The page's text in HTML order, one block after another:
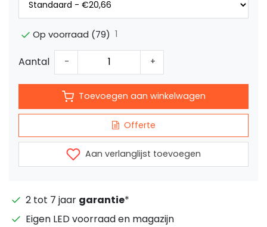
Op voorraad (79) 1
Aantal - +
Toevoegen aan winkelwagen
Offerte
Aan verlanglijst toevoegen
2 tot 7 jaar garantie*
Eigen LED voorraad en magazijn